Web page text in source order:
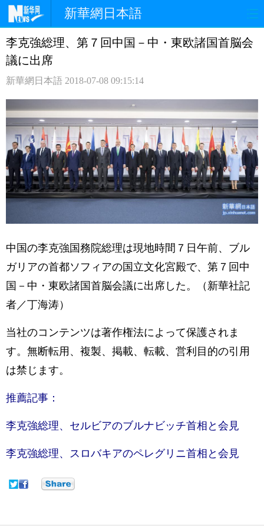
新華網日本語
ホームページ 政治 経済
評論
中日対訳
李克強総理、第７回中国－中・東欧諸国首脳会
議に出席
新華網日本語 2018-07-08 09:15:14
中国の李克強国務院総理は現地時間７日午前、ブル
ガリアの首都ソフィアの国立文化宮殿で、第７回中
国－中・東欧諸国首脳会議に出席した。（新華社記
者／丁海涛）
当社のコンテンツは著作権法によって保護されま
す。無断転用、複製、掲載、転載、営利目的の引用
は禁じます。
推薦記事：
李克強総理、セルビアのブルナビッチ首相と会見
李克強総理、スロバキアのペレグリニ首相と会見